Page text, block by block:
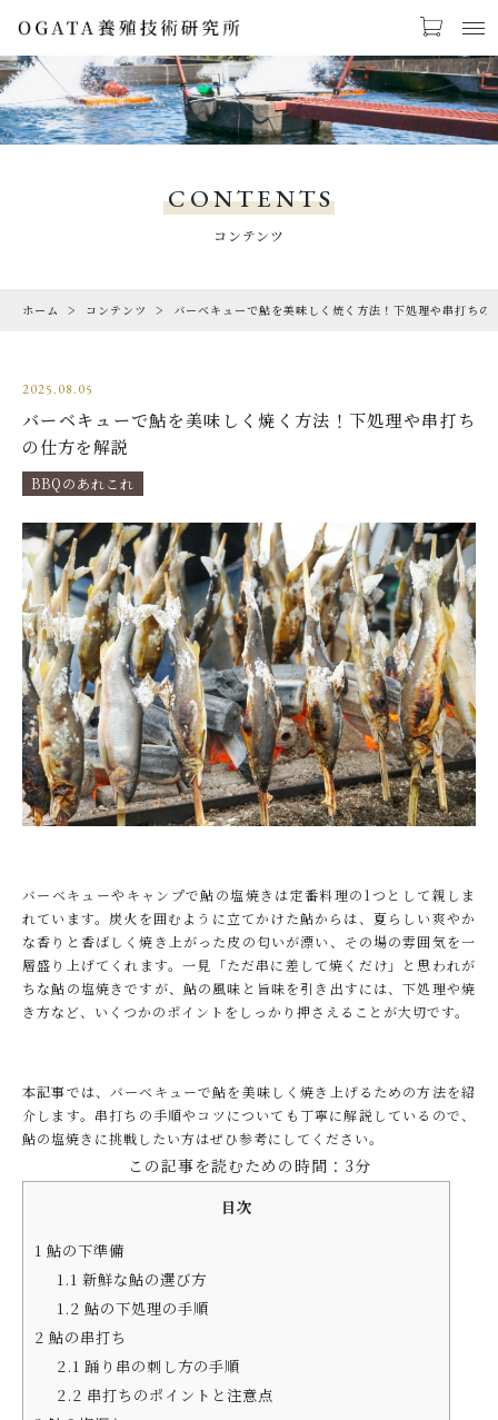
お気に入り LOGIN
CHECKED PRODUCTS
ORDER HISTORY
CAMPAIGN
キャンペーン
ABOUT US
OGATA養殖技術研究所について
HOW TO EAT
おいしい食べ方
SHOP
店舗概要
SHOPPING GUIDE
ショッピングガイド
NEWS
お知らせ
コンテンツ
PRIVACY
プライバシーポリシー
CONTENTS
コンテンツ
ホーム コンテンツ バーベキューで鮎を美味しく焼く方法！下処理や串打ちの
2025.08.05
バーベキューで鮎を美味しく焼く方法！下処理や串打ち
の仕方を解説
BBQのあれこれ
バーベキューやキャンプで鮎の塩焼きは定番料理の1つとして親しま
れています。炭火を囲むように立てかけた鮎からは、夏らしい爽やか
な香りと香ばしく焼き上がった皮の匂いが漂い、その場の雰囲気を一
層盛り上げてくれます。一見「ただ串に差して焼くだけ」と思われが
ちな鮎の塩焼きですが、鮎の風味と旨味を引き出すには、下処理や焼
き方など、いくつかのポイントをしっかり押さえることが大切です。
本記事では、バーベキューで鮎を美味しく焼き上げるための方法を紹
介します。串打ちの手順やコツについても丁寧に解説しているので、
鮎の塩焼きに挑戦したい方はぜひ参考にしてください。
この記事を読むための時間：3分
目次
1 鮎の下準備
1.1 新鮮な鮎の選び方
1.2 鮎の下処理の手順
2 鮎の串打ち
2.1 踊り串の刺し方の手順
2.2 串打ちのポイントと注意点